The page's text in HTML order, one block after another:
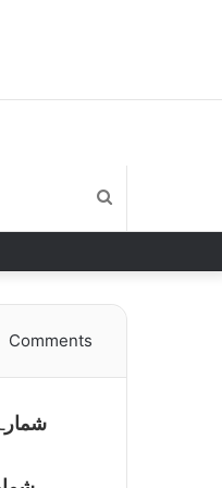
Comments
شمارہ